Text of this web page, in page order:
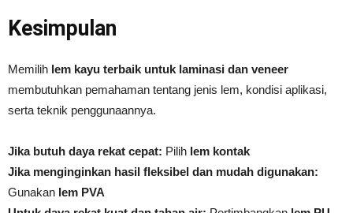
Kesimpulan
Memilih lem kayu terbaik untuk laminasi dan veneer
membutuhkan pemahaman tentang jenis lem, kondisi aplikasi,
serta teknik penggunaannya.
Jika butuh daya rekat cepat: Pilih lem kontak
Jika menginginkan hasil fleksibel dan mudah digunakan:
Gunakan lem PVA